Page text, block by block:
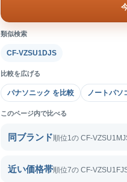
類似検索
CF-VZSU1DJS
比較を広げる
パナソニック を比較 ノートパソ
このページ内で比べる
同ブランド 順位1の CF-
近い価格帯順位7の CF-